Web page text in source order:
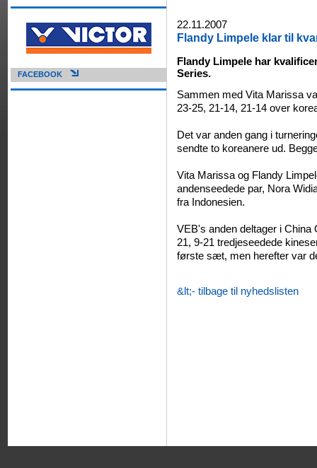
FACEBOOK
22.11.2007
Flandy Limpele klar til
Flandy Limpele har
Series.
Sammen med Vita Marissa
23-25, 21-14, 21-14 over
Det var anden gang i
sendte to koreanere ud.
Vita Marissa og Flandy
andenseedede par, Nora
fra Indonesien.
VEB's anden deltager i China
21, 9-21 tredjeseedede
første sæt, men herefter var
&lt;- tilbage til nyhedslisten